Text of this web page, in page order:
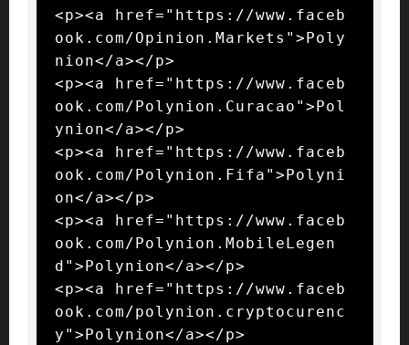
<p><a href="https://www.faceb
ook.com/Opinion.Markets">Poly
nion</a></p>
<p><a href="https://www.faceb
ook.com/Polynion.Curacao">Pol
ynion</a></p>
<p><a href="https://www.faceb
ook.com/Polynion.Fifa">Polyni
on</a></p>
<p><a href="https://www.faceb
ook.com/Polynion.MobileLegen
d">Polynion</a></p>
<p><a href="https://www.faceb
ook.com/polynion.cryptocurenc
y">Polynion</a></p>